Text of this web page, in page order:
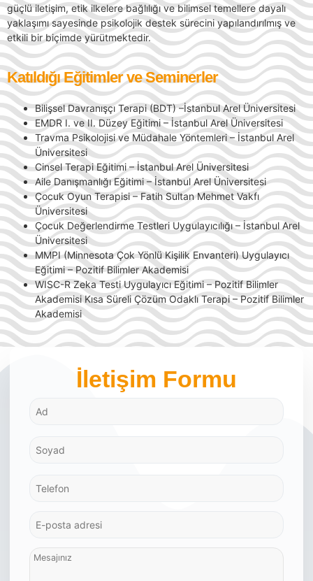
güçlü iletişim, etik ilkelere bağlılığı ve bilimsel temellere dayalı
yaklaşımı sayesinde psikolojik destek sürecini yapılandırılmış ve
etkili bir biçimde yürütmektedir.
Katıldığı Eğitimler ve Seminerler
Bilişsel Davranışçı Terapi (BDT) –İstanbul Arel Üniversitesi
EMDR I. ve II. Düzey Eğitimi – İstanbul Arel Üniversitesi
Travma Psikolojisi ve Müdahale Yöntemleri – İstanbul Arel
Üniversitesi
Cinsel Terapi Eğitimi – İstanbul Arel Üniversitesi
Aile Danışmanlığı Eğitimi – İstanbul Arel Üniversitesi
Çocuk Oyun Terapisi – Fatih Sultan Mehmet Vakfı
Üniversitesi
Çocuk Değerlendirme Testleri Uygulayıcılığı – İstanbul Arel
Üniversitesi
MMPI (Minnesota Çok Yönlü Kişilik Envanteri) Uygulayıcı
Eğitimi – Pozitif Bilimler Akademisi
WISC-R Zeka Testi Uygulayıcı Eğitimi – Pozitif Bilimler
Akademisi Kısa Süreli Çözüm Odaklı Terapi – Pozitif Bilimler
Akademisi
İletişim Formu